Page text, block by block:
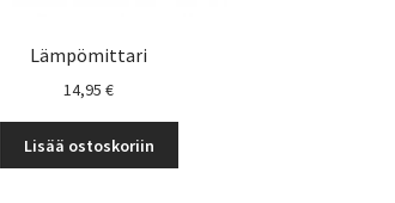
Lämpömittari
14,95€
Lisää ostoskoriin